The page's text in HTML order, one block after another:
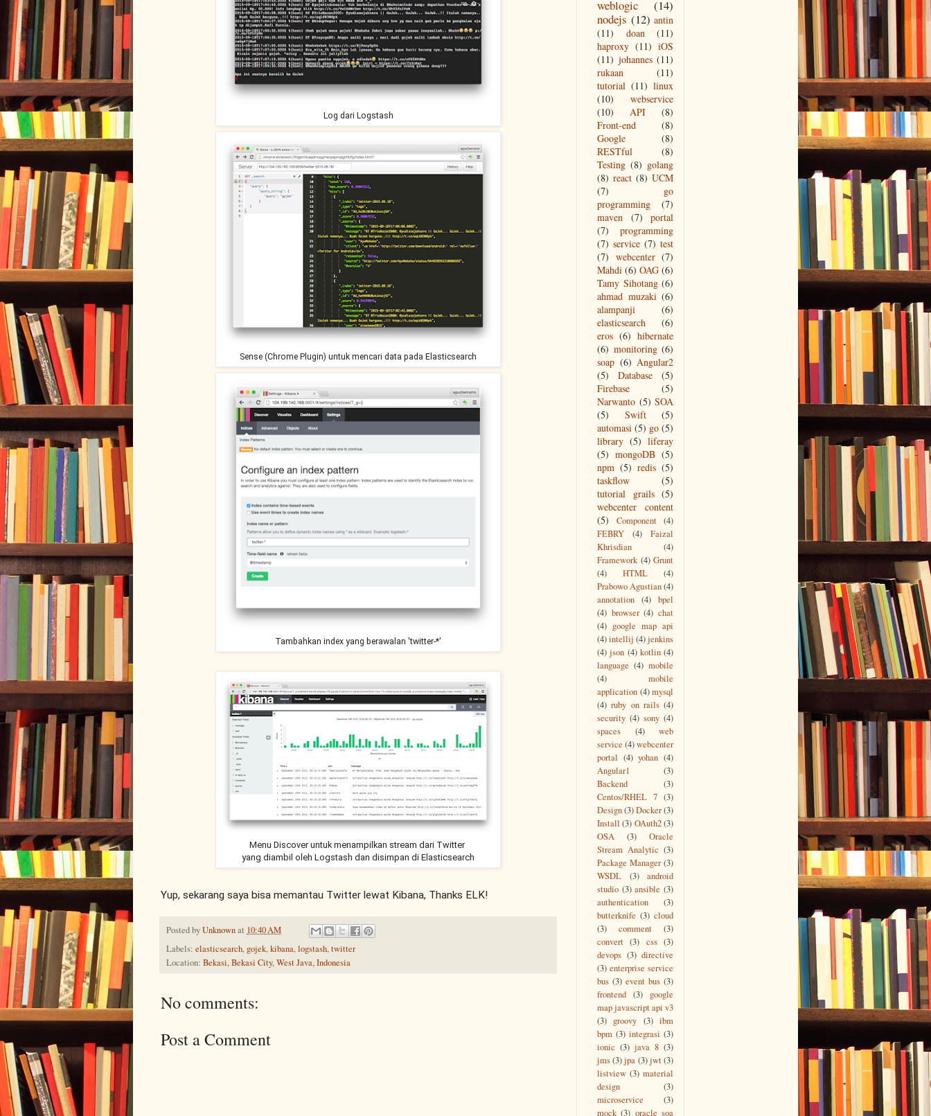
Log dari Logstash
Sense (Chrome Plugin) untuk mencari data pada Elasticsearch
Tambahkan index yang berawalan 'twitter-*'
Menu Discover untuk menampilkan stream dari Twitter
yang diambil oleh Logstash dan disimpan di Elasticsearch
Yup, sekarang saya bisa memantau Twitter lewat Kibana, Thanks ELK!
Posted byUnknownat 10:40 AM
Labels: elasticsearch, gojek,kibana,logstash,twitter
Location: Bekasi, Bekasi City, West Java, Indonesia
No comments:
Post a Comment
weblogic
(14)
nodejs (12) antin
(11)
doan
(11)
haproxy (11) iOS
(11) johannes (11)
rukaan
(11)
tutorial (11) linux
(10)
webservice
(10)
API
(8)
Front-end
(8)
Google
(8)
RESTful
(8)
Testing (8) golang
(8) react (8) UCM
(7)
go
programming
(7)
maven
(7)
portal
(7)
programming
(7) service (7) test
(7) webcenter (7)
Mahdi (6) OAG (6)
Tamy Sihotang (6)
ahmad muzaki (6)
alampanji
(6)
elasticsearch
(6)
eros (6) hibernate
(6) monitoring (6)
soap (6) Angular2
(5)
Database
(5)
Firebase
(5)
Narwanto (5) SOA
(5)
Swift
(5)
automasi (5) go (5)
library (5) liferay
(5) mongoDB (5)
npm (5) redis (5)
taskflow
(5)
tutorial grails (5)
webcenter content
(5)
Component (4)
FEBRY
(4)
Faizal
Khrisdian
(4)
Framework (4) Grunt
(4)
HTML
(4)
Prabowo Agustian(4)
annotation (4) bpel
(4) browser (4) chat
(4) google map api
(4)intellij (4)jenkins
(4) json (4) kotlin (4)
language (4) mobile
(4)
mobile
application (4) mysql
(4) ruby on rails (4)
security (4) sony (4)
spaces
(4)
web
service (4)webcenter
portal (4) yohan (4)
Angular1
(3)
Backend
(3)
Centos/RHEL 7 (3)
Design(3)Docker(3)
Install (3) OAuth2(3)
OSA
(3)
Oracle
Stream Analytic (3)
Package Manager (3)
WSDL
(3)
android
studio (3) ansible (3)
authentication
(3)
butterknife (3) cloud
(3)
comment
(3)
convert (3) css (3)
devops (3) directive
(3) enterprise service
bus (3) event bus (3)
frontend (3)
google
map javascript api v3
(3) groovy (3) ibm
bpm (3) integrasi (3)
ionic (3) java 8 (3)
jms(3) jpa (3)jwt(3)
listview (3) material
design
(3)
microservice
(3)
mock (3) oracle soa